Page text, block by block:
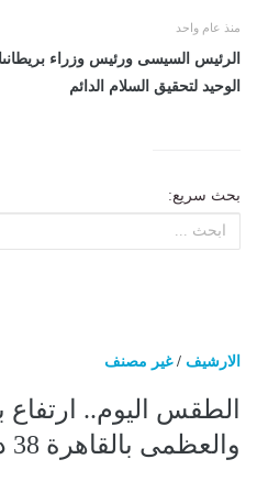
منذ عام واحد
الرئيس السيسى ورئيس وزراء
الوحيد لتحقيق السلام الدائم
بحث سريع:
الارشيف /غير مصنف
الطقس اليوم..
والعظمى بالقاهرة 38 درجة وأسوان 46